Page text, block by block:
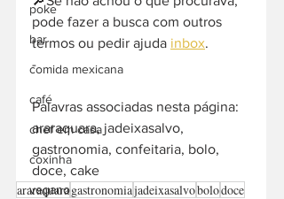
poke
bar
comida mexicana
café
chef em casa
coxinha
vegano
pode fazer a busca com outros
termos ou pedir ajuda inbox.
-
Palavras associadas nesta página:
araraquara, jadeixasalvo,
gastronomia, confeitaria, bolo,
doce, cake
araraquaragastronomiajadeixasalvobolodoce